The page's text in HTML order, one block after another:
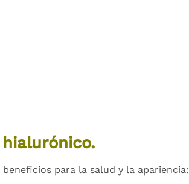
para la salud y la apariencia: